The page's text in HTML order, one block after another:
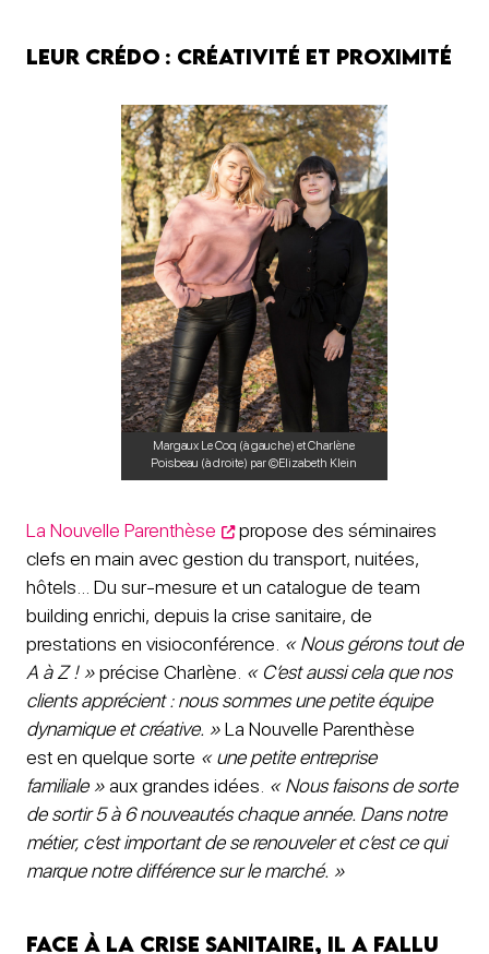
Leur crédo : créativité et proximité
Margaux Le Coq (à gauche) et Charlène
Poisbeau (à droite) par ©Elizabeth Klein
La Nouvelle Parenthèse
propose des séminaires
clefs en main avec gestion du transport, nuitées,
hôtels… Du sur-mesure et un catalogue de team
building enrichi, depuis la crise sanitaire, de
prestations en visioconférence. « Nous gérons tout de
A à Z ! »précise Charlène. « C’est aussi cela que nos
clients apprécient : nous sommes une petite équipe
dynamique et créative. »La Nouvelle Parenthèse
est en quelque sorte « une petite entreprise
familiale »aux grandes idées. « Nous faisons de sorte
de sortir 5 à 6 nouveautés chaque année. Dans notre
métier, c’est important de se renouveler et c’est ce qui
marque notre différence sur le marché. »
Face à la crise sanitaire, il a fallu